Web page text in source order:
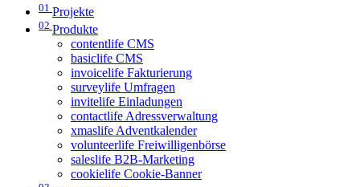
01 Projekte
02 Produkte
contentlife CMS
basiclife CMS
invoicelife Fakturierung
surveylife Umfragen
invitelife Einladungen
contactlife Adressverwaltung
xmaslife Adventkalender
volunteerlife Freiwilligenbörse
saleslife B2B-Marketing
cookielife Cookie-Banner